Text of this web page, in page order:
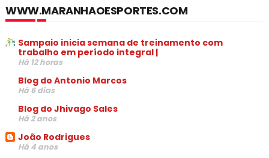
WWW.MARANHAOESPORTES.COM
Sampaio inicia semana de treinamento com
trabalho em período integral |
Há 12 horas
Blog do Antonio Marcos
Há 6 dias
Blog do Jhivago Sales
Há 2 anos
João Rodrigues
Há 4 anos